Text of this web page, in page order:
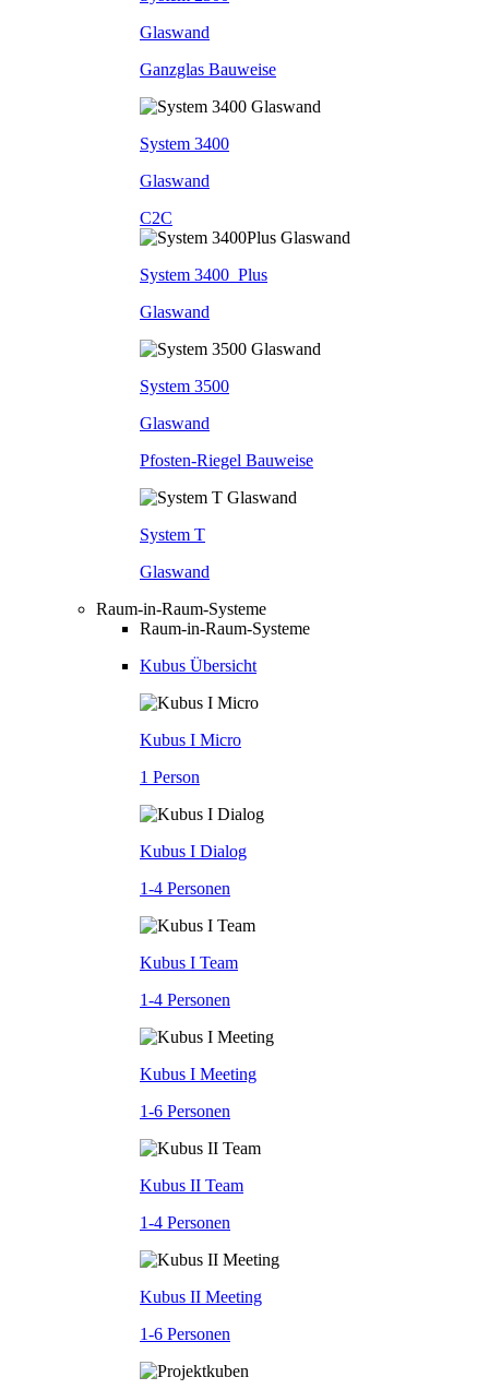
Glaswand
Ganzglas Bauweise
System 3400
Glaswand
C2C
System 3400_Plus
Glaswand
System 3500
Glaswand
Pfosten-Riegel Bauweise
System T
Glaswand
Raum-in-Raum-Systeme
Raum-in-Raum-Systeme
Kubus Übersicht
Kubus I Micro
1 Person
Kubus I Dialog
1-4 Personen
Kubus I Team
1-4 Personen
Kubus I Meeting
1-6 Personen
Kubus II Team
1-4 Personen
Kubus II Meeting
1-6 Personen